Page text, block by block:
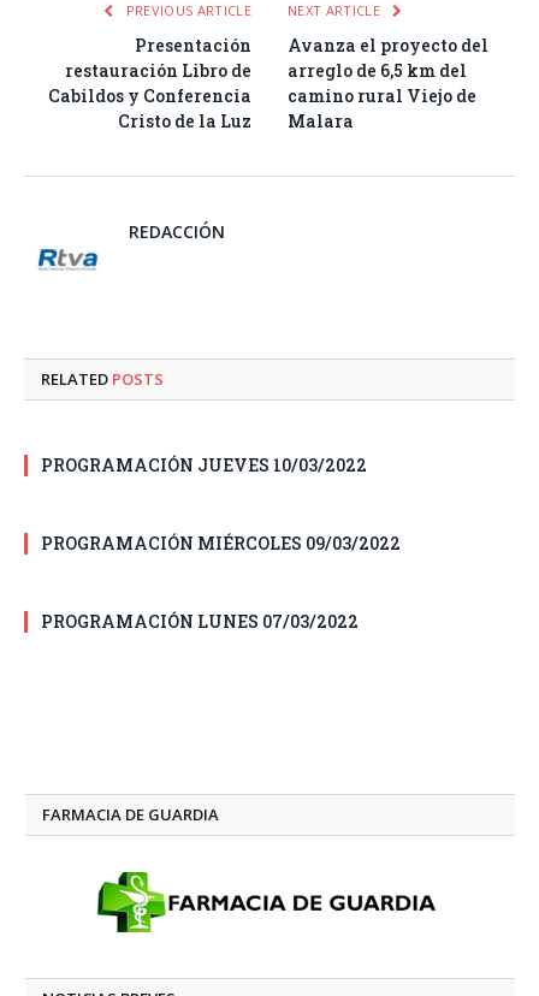
PREVIOUS ARTICLE
Presentación
restauración Libro de
Cabildos y Conferencia
Cristo de la Luz
NEXT ARTICLE
Avanza el proyecto del
arreglo de 6,5 km del
camino rural Viejo de
Malara
REDACCIÓN
RELATED POSTS
PROGRAMACIÓN JUEVES 10/03/2022
PROGRAMACIÓN MIÉRCOLES 09/03/2022
PROGRAMACIÓN LUNES 07/03/2022
FARMACIA DE GUARDIA